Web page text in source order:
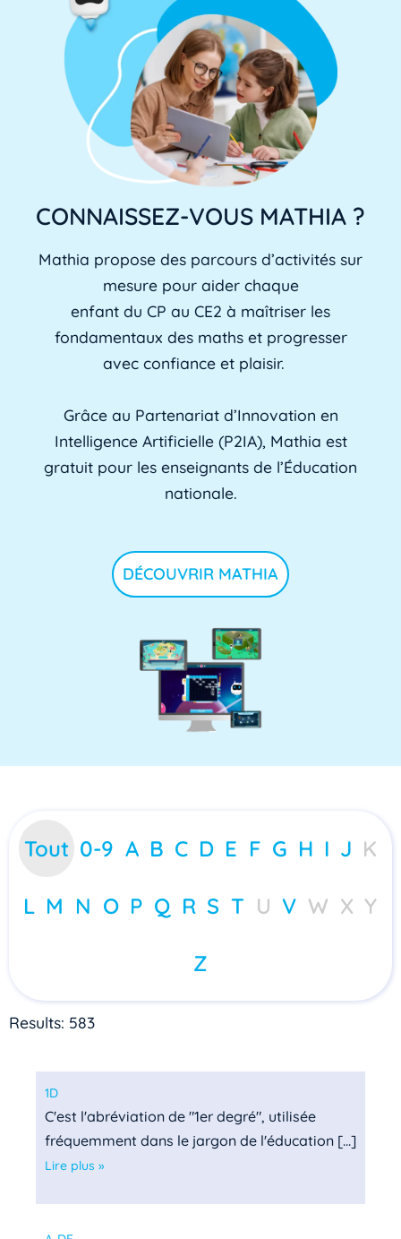
CONNAISSEZ-VOUS MATHIA ?
Mathia propose des parcours d’activités sur
mesure pour aider chaque
enfant du CP au CE2 à maîtriser les
fondamentaux des maths et progresser
avec confiance et plaisir.
Grâce au Partenariat d’Innovation en
Intelligence Artificielle (P2IA), Mathia est
gratuit pour les enseignants de l’Éducation
nationale.
DÉCOUVRIR MATHIA
Tout 0-9 A B C D E F G H I J K
L M N O P Q R S T U V W X Y
Z
Results: 583
1D
C'est l'abréviation de "1er degré", utilisée
fréquemment dans le jargon de l'éducation [...]
Lire plus »